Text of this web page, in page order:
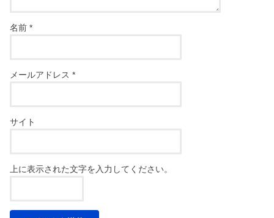
名前*
メールアドレス*
サイト
上に表示された文字を入力してください。